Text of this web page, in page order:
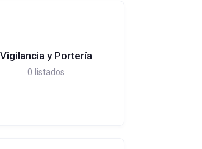
Vigilancia y Portería
0 listados